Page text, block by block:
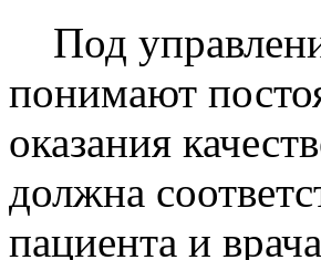
Под
понимают
оказания
должна
пациента и